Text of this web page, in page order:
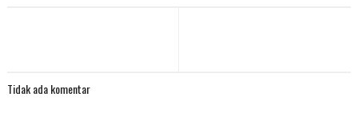
Tidak ada komentar